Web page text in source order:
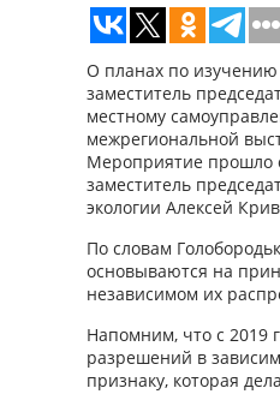
О планах по
заместитель
местному
межрегиональной
Мероприятие прошло
заместитель
экологии Алексей
По словам
основываются на
независимом их
Напомним, что с 2019
разрешений в
признаку, которая